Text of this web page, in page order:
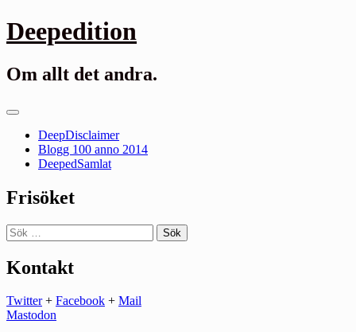
Gå
till
Deepedition
Om allt det andra.
Primär
DeepDisclaimer
Blogg 100 anno 2014
DeepedSamlat
Frisöket
Sök
efter:
Kontakt
Twitter+ Facebook + Mail
Mastodon